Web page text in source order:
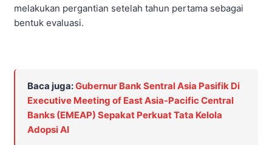
melakukan pergantian setelah tahun pertama sebagai
bentuk evaluasi.
Baca juga:Gubernur Bank Sentral Asia Pasifik Di
Executive Meeting of East Asia-Pacific Central
Banks (EMEAP) Sepakat Perkuat Tata Kelola
Adopsi AI